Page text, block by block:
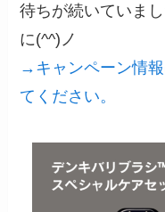
待ちが続いていま
に(^^)ノ
→キャンペーン情
てください。